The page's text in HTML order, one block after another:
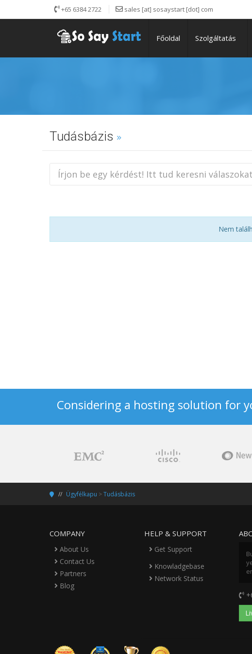
+65 6384 2722 sales [at] sosaystart [dot] com
Főoldal Szolgáltatás
Tudásbázis
Nem
Considering a hosting solution for
Ügyfélkapu >Tudásbázis
COMPANY
About Us
Contact Us
Partners
Blog
HELP & SUPPORT
Get Support
Knowladgebase
Network Status